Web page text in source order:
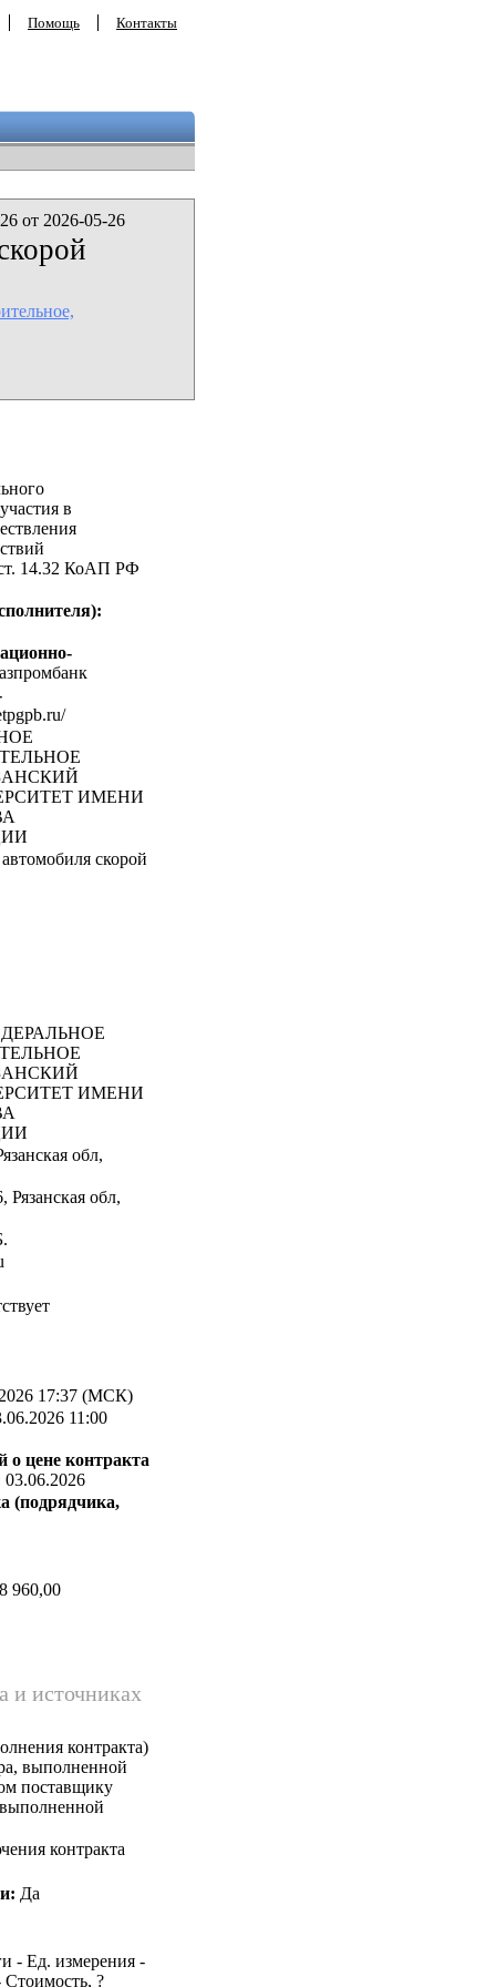
Помощь Контакты
от 2026-05-26
в
ст. 14.32 КоАП РФ
ИМЕНИ
скорой
ИМЕНИ
обл,
Рязанская обл,
17:37 (МСК)
11:00
о цене контракта
03.06.2026
(подрядчика,
960,00
и источниках
контракта)
выполненной
поставщику
контракта
Да
- Ед. измерения -
Стоимость, ?